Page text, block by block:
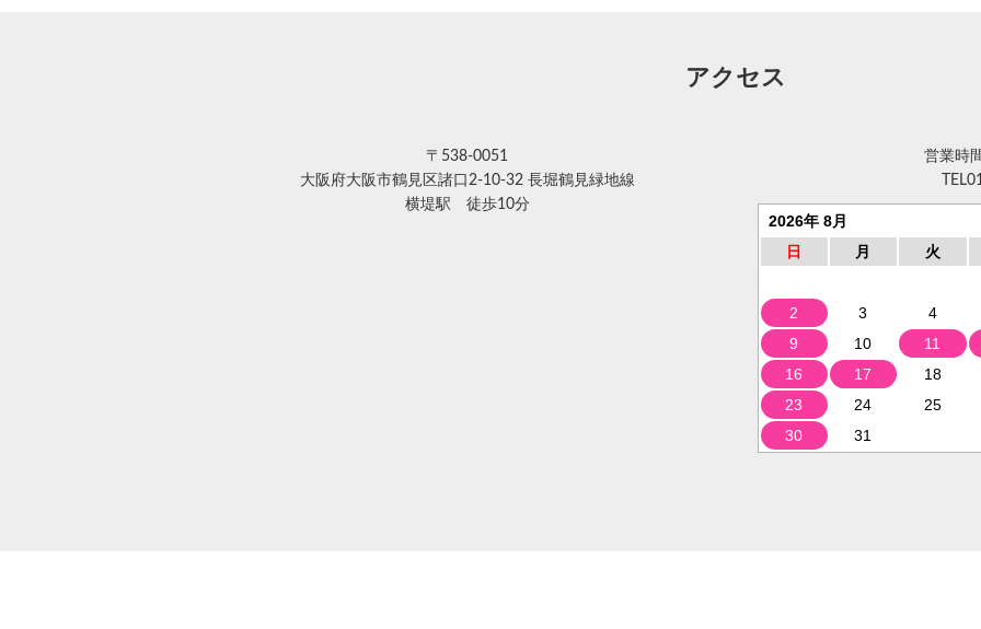
アクセス
〒538-0051
大阪府大阪市鶴見区諸口2-10-32 長堀鶴見緑地線
横堤駅 徒歩10分
営業時
TEL
2026年 8月
日
月 火
2 3
4
9
10
11
16
17
18
23
24
25
30
31